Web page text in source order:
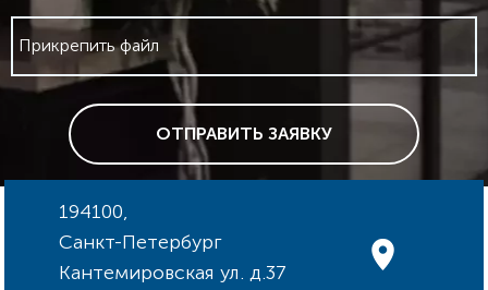
Прикрепить файл
ОТПРАВИТЬ ЗАЯВКУ
194100,
Санкт-Петербург
Кантемировская ул. д.37